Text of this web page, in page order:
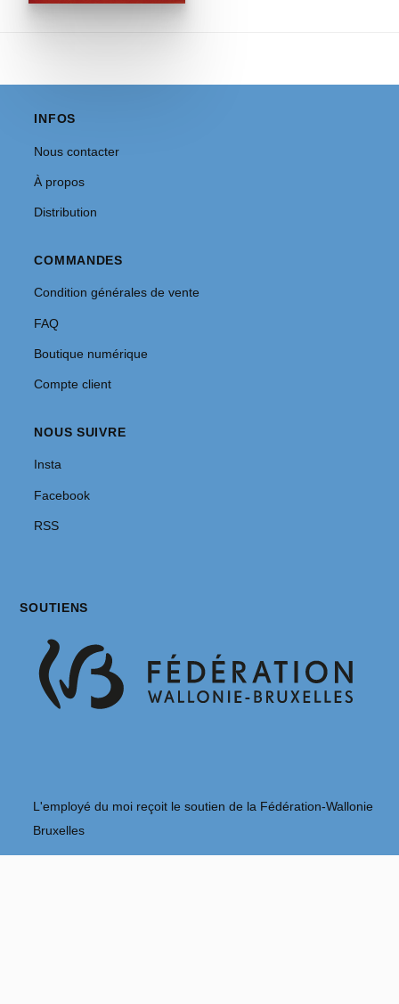
INFOS
Nous contacter
À propos
Distribution
COMMANDES
Condition générales de vente
FAQ
Boutique numérique
Compte client
NOUS SUIVRE
Insta
Facebook
RSS
SOUTIENS
L'employé du moi reçoit le soutien de la Fédération-Wallonie
Bruxelles